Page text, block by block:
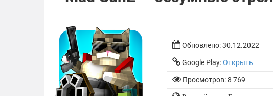
Обновлено:30.12.2022
Google Play:Открыть
Просмотров: 8 769